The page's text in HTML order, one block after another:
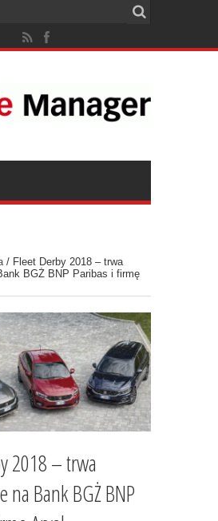
/ Fleet Derby 2018 – trwa
BGŻ BNP Paribas i firmę
2018 – trwa
na Bank BGŻ BNP